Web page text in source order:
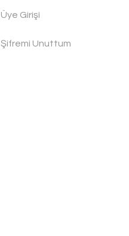
Üye Girişi
Şifremi Unuttum